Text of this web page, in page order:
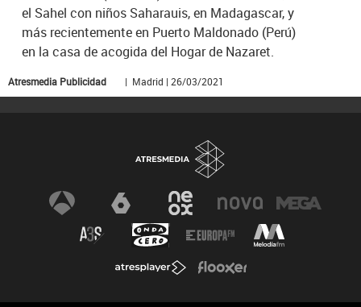
el Sahel con niños Saharauis, en Madagascar, y
más recientemente en Puerto Maldonado (Perú)
en la casa de acogida del Hogar de Nazaret.
Atresmedia Publicidad | Madrid | 26/03/2021